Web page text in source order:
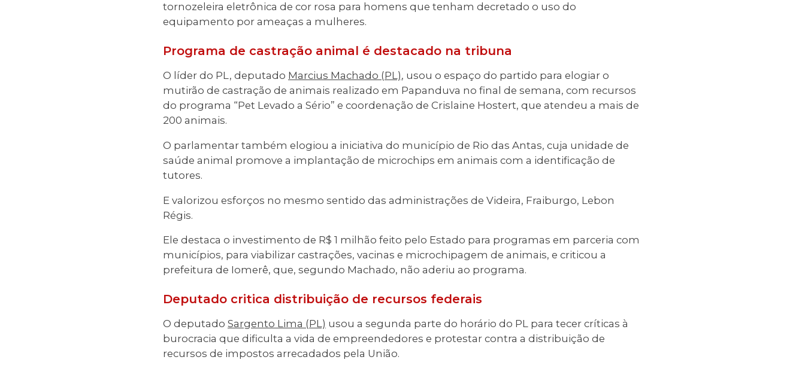
tornozeleira eletrônica de cor rosa para homens que tenham decretado o uso do
equipamento por ameaças a mulheres.
Programa de castração animal é destacado na tribuna
O líder do PL, deputado Marcius Machado (PL), usou o espaço do partido para elogiar o
mutirão de castração de animais realizado em Papanduva no final de semana, com recursos
do programa “Pet Levado a Sério” e coordenação de Crislaine Hostert, que atendeu a mais de
200 animais.
O parlamentar também elogiou a iniciativa do município de Rio das Antas, cuja unidade de
saúde animal promove a implantação de microchips em animais com a identificação de
tutores.
E valorizou esforços no mesmo sentido das administrações de Videira, Fraiburgo, Lebon
Régis.
Ele destaca o investimento de R$ 1 milhão feito pelo Estado para programas em parceria com
municípios, para viabilizar castrações, vacinas e microchipagem de animais, e criticou a
prefeitura de Iomerê, que, segundo Machado, não aderiu ao programa.
Deputado critica distribuição de recursos federais
O deputado Sargento Lima (PL) usou a segunda parte do horário do PL para tecer críticas à
burocracia que dificulta a vida de empreendedores e protestar contra a distribuição de
recursos de impostos arrecadados pela União.